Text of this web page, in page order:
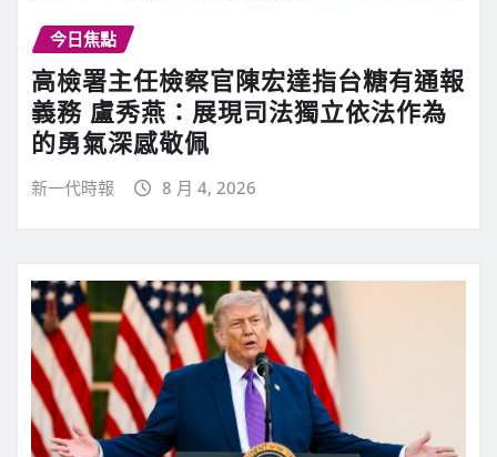
今日焦點
高檢署主任檢察官陳宏達指台糖有通報
義務 盧秀燕：展現司法獨立依法作為
的勇氣深感敬佩
新一代時報 8 月 4, 2026